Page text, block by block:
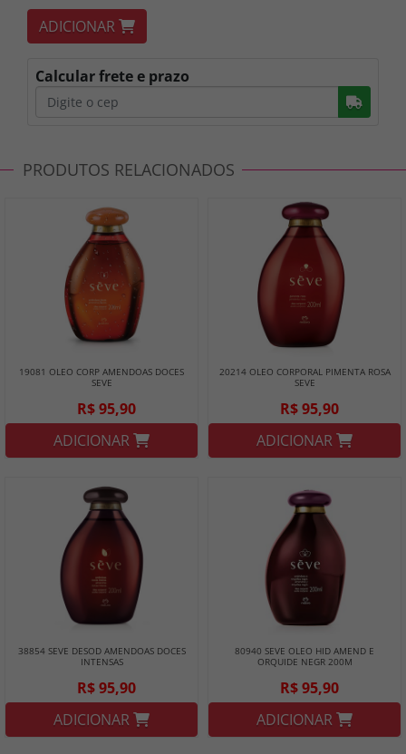
ADICIONAR
Calcular frete e prazo
PRODUTOS RELACIONADOS
19081 OLEO CORP AMENDOAS DOCES
SEVE
R$ 95,90
ADICIONAR
20214 OLEO CORPORAL PIMENTA ROSA
SEVE
R$ 95,90
ADICIONAR
38854 SEVE DESOD AMENDOAS DOCES
INTENSAS
R$ 95,90
ADICIONAR
80940 SEVE OLEO HID AMEND E
ORQUIDE NEGR 200M
R$ 95,90
ADICIONAR